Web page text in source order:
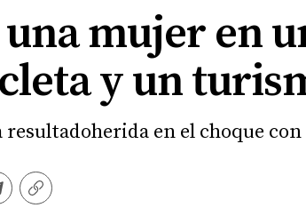
mujer en
y un
en el choque
Copiar